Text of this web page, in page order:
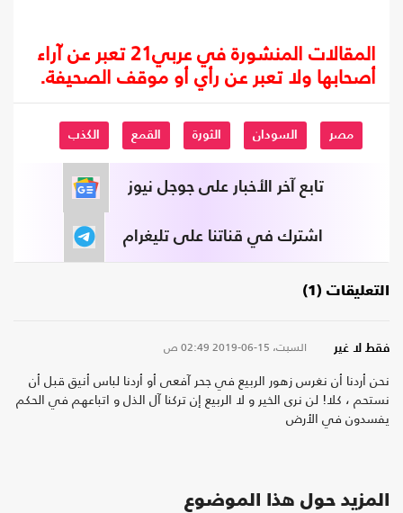
المقالات المنشورة في عربي21 تعبر عن آراء
أصحابها ولا تعبر عن رأي أو موقف الصحيفة.
مصر السودان الثورة القمع الكذب
تابع آخر الأخبار على جوجل نيوز
اشترك في قناتنا على تليغرام
التعليقات (1)
فقط لا غير السبت، 15-06-2019 02:49 ص
نحن أردنا أن نغرس زهور الربيع في جحر آفعى أو أردنا لباس أنيق قبل أن
نستحم ، كلا! لن نرى الخير و لا الربيع إن تركنا آل الذل و اتباعهم في الحكم
يفسدون في الأرض
المزيد حول هذا الموضوع